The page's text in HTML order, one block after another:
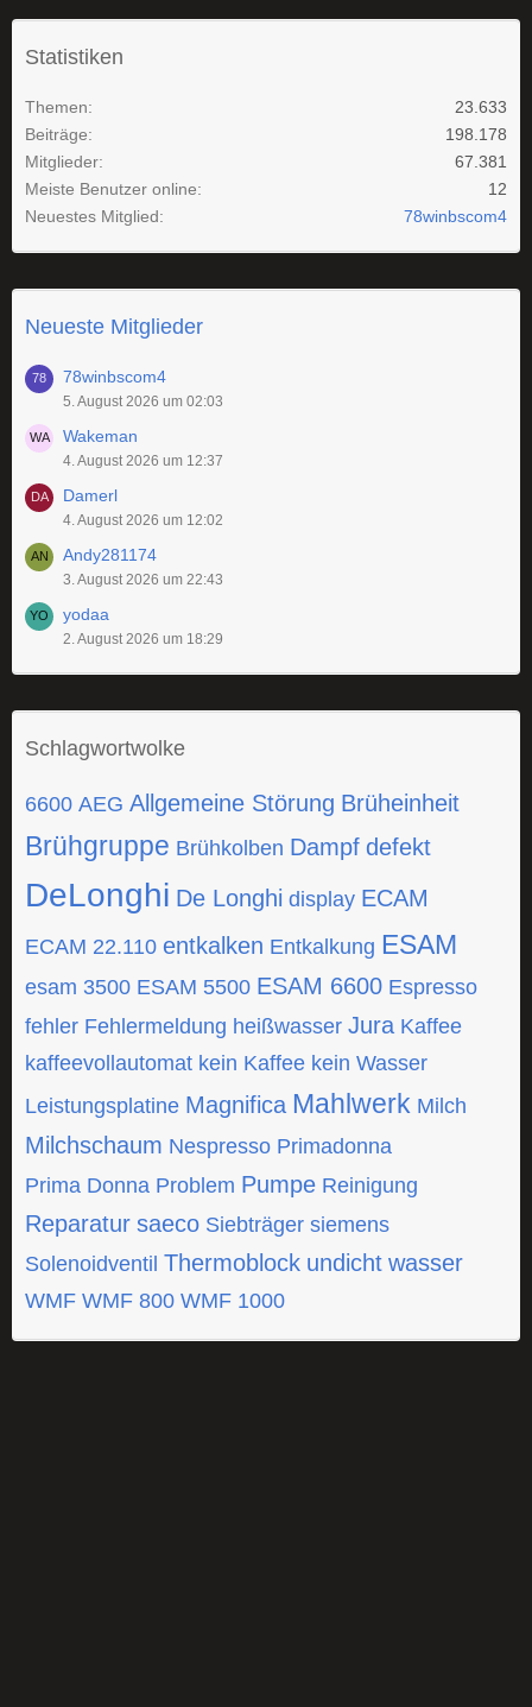
Statistiken
Themen
23.633
Beiträge
198.178
Mitglieder
67.381
Meiste Benutzer online
12
Neuestes Mitglied
78winbscom4
Neueste Mitglieder
78winbscom4
5. August 2026 um 02:03
Wakeman
4. August 2026 um 12:37
Damerl
4. August 2026 um 12:02
Andy281174
3. August 2026 um 22:43
yodaa
2. August 2026 um 18:29
Schlagwortwolke
6600 AEG Allgemeine Störung Brüheinheit
Brühgruppe Brühkolben Dampf defekt
DeLonghi De Longhi display ECAM
ECAM 22.110 entkalken Entkalkung ESAM
esam 3500 ESAM 5500 ESAM 6600 Espresso
fehler Fehlermeldung heißwasser Jura Kaffee
kaffeevollautomat kein Kaffee kein Wasser
Leistungsplatine Magnifica Mahlwerk Milch
Milchschaum Nespresso Primadonna
Prima Donna Problem Pumpe Reinigung
Reparatur saeco Siebträger siemens
Solenoidventil Thermoblock undicht wasser
WMF WMF 800 WMF 1000